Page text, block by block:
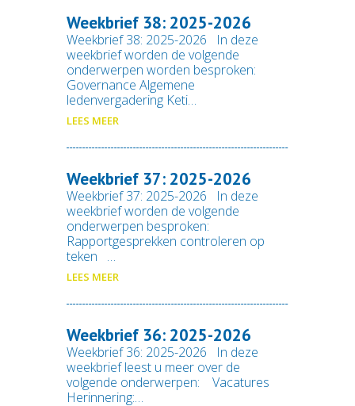
Weekbrief 38: 2025-2026
Weekbrief 38: 2025-2026 In deze
weekbrief worden de volgende
onderwerpen worden besproken:
Governance Algemene
ledenvergadering Keti…
LEES MEER
Weekbrief 37: 2025-2026
Weekbrief 37: 2025-2026 In deze
weekbrief worden de volgende
onderwerpen besproken:
Rapportgesprekken controleren op
teken …
LEES MEER
Weekbrief 36: 2025-2026
Weekbrief 36: 2025-2026 In deze
weekbrief leest u meer over de
volgende onderwerpen: Vacatures
Herinnering:…